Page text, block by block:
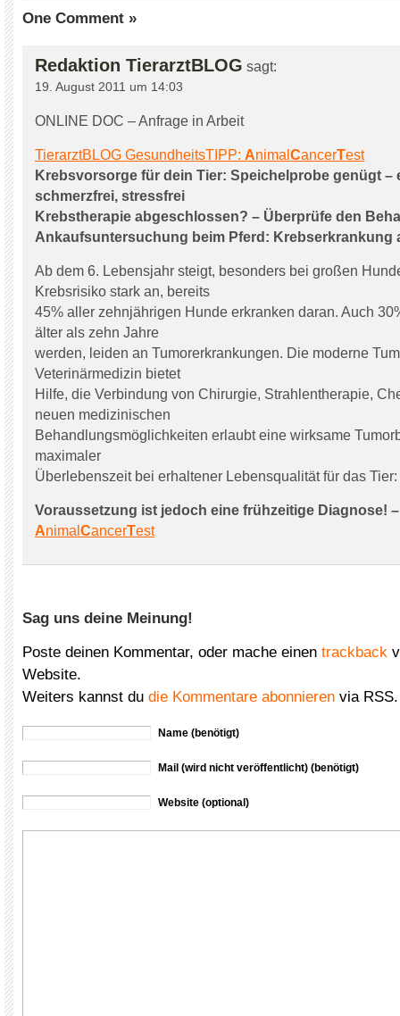
One Comment »
Redaktion TierarztBLOG sagt:
19. August 2011 um 14:03
ONLINE DOC – Anfrage in Arbeit
TierarztBLOG GesundheitsTIPP: Animal CancerTest
Krebsvorsorge für dein Tier: Speichelprobe genügt –
schmerzfrei, stressfrei
Krebstherapie abgeschlossen? – Überprüfe den
Ankaufsuntersuchung beim Pferd: Krebserkrankung
Ab dem 6. Lebensjahr steigt, besonders bei großen
Krebsrisiko stark an, bereits
45% aller zehnjährigen Hunde erkranken daran. Auch
älter als zehn Jahre
werden, leiden an Tumorerkrankungen. Die moderne
Veterinärmedizin bietet
Hilfe, die Verbindung von Chirurgie, Strahlentherapie,
neuen medizinischen
Behandlungsmöglichkeiten erlaubt eine wirksame
maximaler
Überlebenszeit bei erhaltener Lebensqualität für das Tier:
Voraussetzung ist jedoch eine frühzeitige Diagnose! –
Animal CancerTest
Sag uns deine Meinung!
Poste deinen Kommentar, oder mache einen trackback
Website.
Weiters kannst du die Kommentare abonnieren via RSS.
Name (benötigt)
Mail (wird nicht veröffentlicht) (benötigt)
Website (optional)